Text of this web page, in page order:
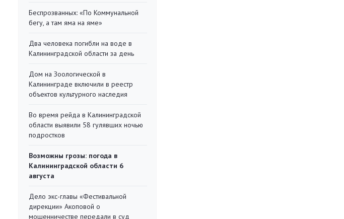
Беспрозванных: «По Коммунальной
бегу, а там яма на яме»
Два человека погибли на воде в
Калининградской области за день
Дом на Зоологической в
Калининграде включили в реестр
объектов культурного наследия
Во время рейда в Калининградской
области выявили 58 гулявших ночью
подростков
Возможны грозы: погода в
Калининградской области 6
августа
Дело экс-главы «Фестивальной
дирекции» Акоповой о
мошенничестве передали в суд